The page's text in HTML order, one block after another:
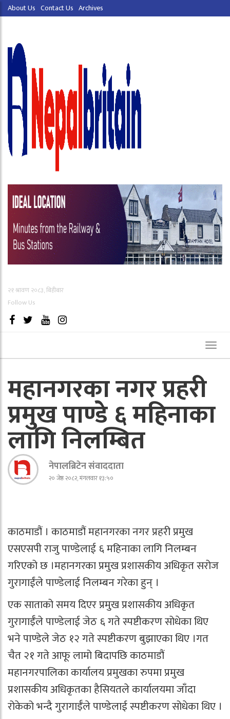
About Us Contact Us Archives
२१ श्रावण २०८३, बिहीबार
Follow Us
महानगरका नगर प्रहरी
प्रमुख पाण्डे ६ महिनाका
लागि निलम्बित
नेपालब्रिटेन संवाददाता
२० जेष्ठ २०८२, मंगलवार १३:५०
काठमाडौं । काठमाडौं महानगरका नगर प्रहरी प्रमुख
एसएसपी राजु पाण्डेलाई ६ महिनाका लागि निलम्बन
गरिएको छ ।महानगरका प्रमुख प्रशासकीय अधिकृत सरोज
गुरागाईंले पाण्डेलाई निलम्बन गरेका हुन् ।
एक साताको समय दिएर प्रमुख प्रशासकीय अधिकृत
गुरागाईँले पाण्डेलाई जेठ ६ गते स्पष्टीकरण सोधेका थिए
भने पाण्डेले जेठ १२ गते स्पष्टीकरण बुझाएका थिए ।गत
चैत २१ गते आफू लामो बिदापछि काठमाडौं
महानगरपालिका कार्यालय प्रमुखका रुपमा प्रमुख
प्रशासकीय अधिकृतका हैसियतले कार्यालयमा जाँदा
रोकेको भन्दै गुरागाईँले पाण्डेलाई स्पष्टीकरण सोधेका थिए ।